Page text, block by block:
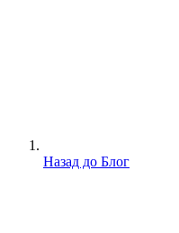
Назад до Блог